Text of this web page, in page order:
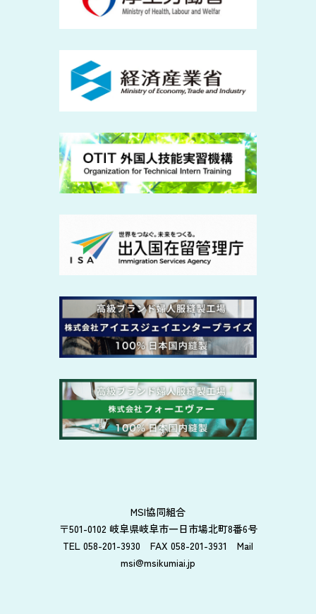
MSI協同組合
〒501-0102 岐阜県岐阜市一日市場北町8番6号
TEL 058-201-3930 FAX 058-201-3931 Mail
msi@msikumiai.jp